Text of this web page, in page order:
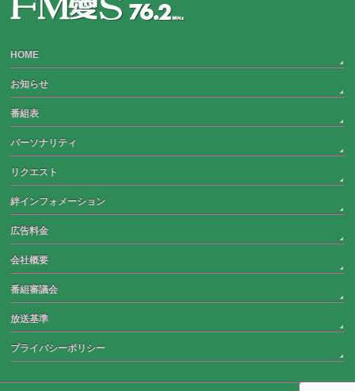
HOME
お知らせ
番組表
パーソナリティ
リクエスト
絆インフォメーション
広告料金
会社概要
番組審議会
放送基準
プライバシーポリシー